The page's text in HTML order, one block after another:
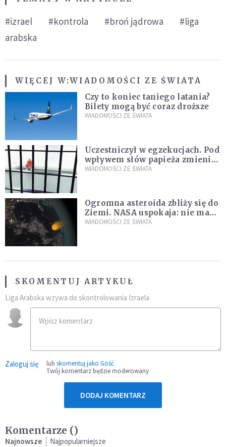
#izrael #kontrola #broń jądrowa
#liga
arabska
WIĘCEJ W:WIADOMOŚCI ZE ŚWIATA
Czy to koniec taniego latania?
Bilety mogą być coraz droższe
WIADOMOŚCI ZE ŚWIATA
Uczestniczył w egzekucjach. Pod
wpływem słów papieża zmienił
zdanie
WIADOMOŚCI ZE ŚWIATA
Ogromna asteroida zbliży się do
Ziemi. NASA uspokaja: nie ma
zagrożenia
WIADOMOŚCI ZE ŚWIATA
SKOMENTUJ ARTYKUŁ
Liga Arabska wzywa do skontrolowania Izraela
Zaloguj się lub skomentuj jako Gość
Twój komentarz będzie moderowany
DODAJ KOMENTARZ
Komentarze ()
Najnowsze Najpopularniejsze